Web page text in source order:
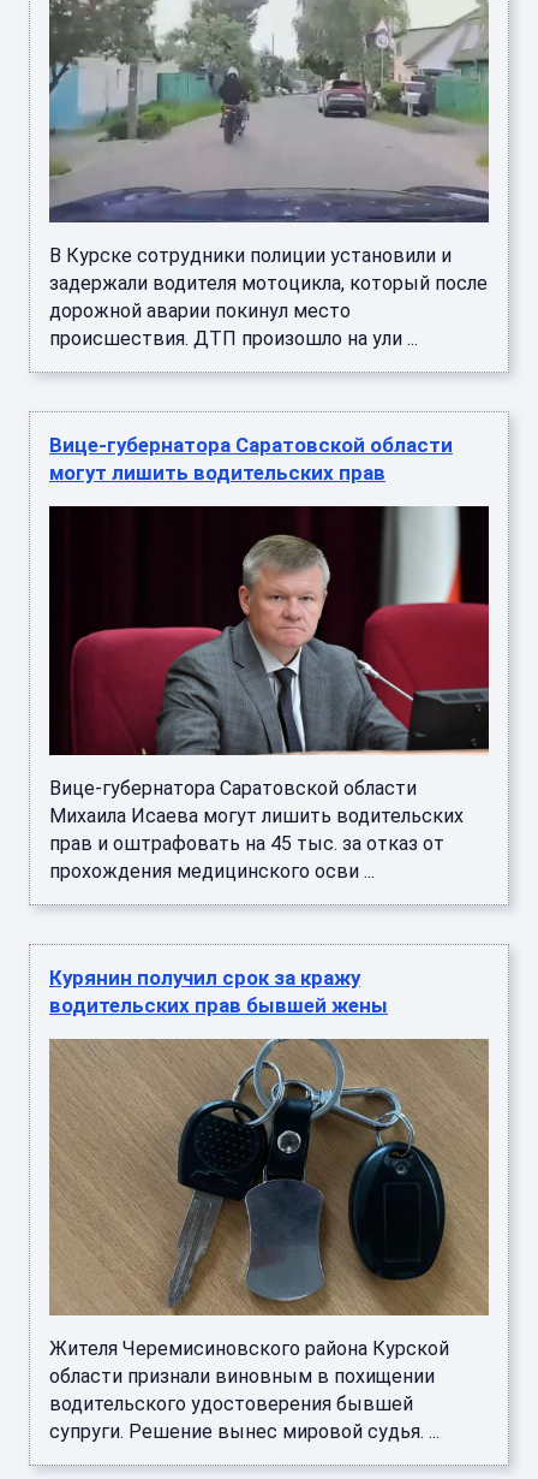
В Курске сотрудники полиции установили и
задержали водителя мотоцикла, который после
дорожной аварии покинул место
происшествия. ДТП произошло на ули ...
Вице-губернатора Саратовской области
могут лишить водительских прав
Вице-губернатора Саратовской области
Михаила Исаева могут лишить водительских
прав и оштрафовать на 45 тыс. за отказ от
прохождения медицинского осви ...
Курянин получил срок за кражу
водительских прав бывшей жены
Жителя Черемисиновского района Курской
области признали виновным в похищении
водительского удостоверения бывшей
супруги. Решение вынес мировой судья. ...